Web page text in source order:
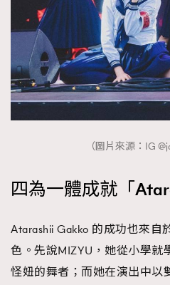
（圖片來源：IG
四為一體成就「
Atarashii Gakko 的成功也來
色。先說MIZYU，她從小學就
怪妞的舞者；而她在演出中以